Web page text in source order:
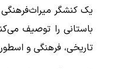
یک کنشگر
باستانی را توصیف
تاریخی، فرهنگی و